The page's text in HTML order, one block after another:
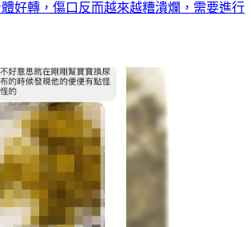
好轉，傷口反而越來越糟潰爛，需要進行